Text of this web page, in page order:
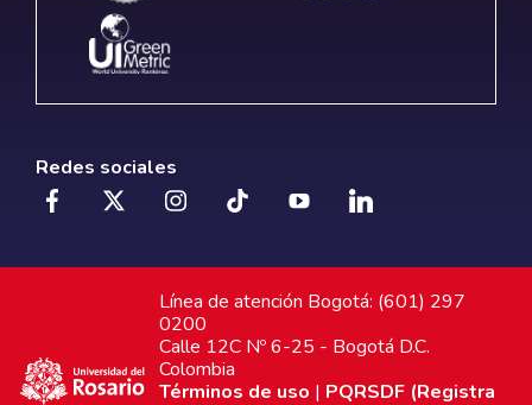
Redes sociales
Línea de atención Bogotá: (601) 297
0200
Calle 12C Nº 6-25 - Bogotá D.C.
Colombia
Términos de uso | PQRSDF (Registra